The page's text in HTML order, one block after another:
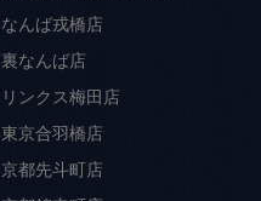
なんば戎橋店
裏なんば店
リンクス梅田店
東京合羽橋店
京都先斗町店